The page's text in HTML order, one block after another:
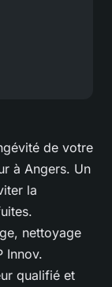
de votre
à Angers. Un
la
nettoyage
Innov.
qualifié et